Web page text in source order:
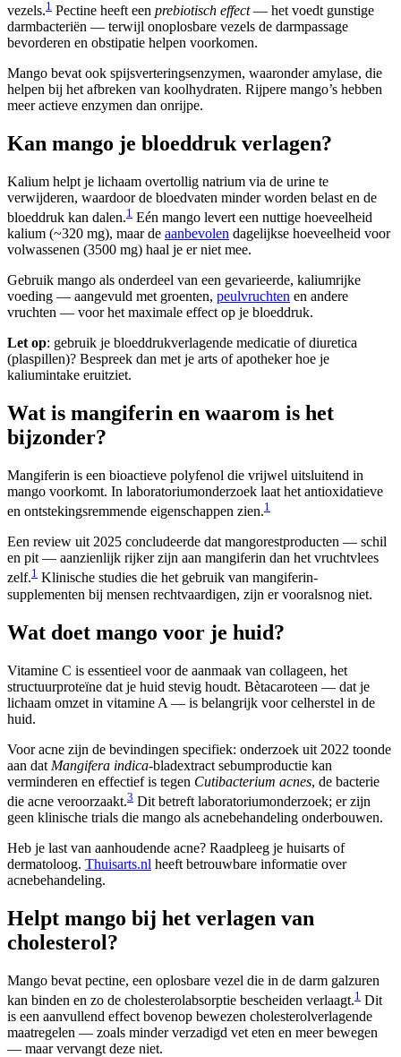
vezels.1 Pectine heeft een prebiotisch effect— het voedt gunstige
darmbacteriën — terwijl onoplosbare vezels de darmpassage
bevorderen en obstipatie helpen voorkomen.
Mango bevat ook spijsverteringsenzymen, waaronder amylase, die
helpen bij het afbreken van koolhydraten. Rijpere mango’s hebben
meer actieve enzymen dan onrijpe.
Kan mango je bloeddruk verlagen?
Kalium helpt je lichaam overtollig natrium via de urine te
verwijderen, waardoor de bloedvaten minder worden belast en de
bloeddruk kan dalen.1 Eén mango levert een nuttige hoeveelheid
kalium (~320 mg), maar de aanbevolen dagelijkse hoeveelheid voor
volwassenen (3500 mg) haal je er niet mee.
Gebruik mango als onderdeel van een gevarieerde, kaliumrijke
voeding — aangevuld met groenten, peulvruchten en andere
vruchten — voor het maximale effect op je bloeddruk.
Let op: gebruik je bloeddrukverlagende medicatie of diuretica
(plaspillen)? Bespreek dan met je arts of apotheker hoe je
kaliumintake eruitziet.
Wat is mangiferin en waarom is het
bijzonder?
Mangiferin is een bioactieve polyfenol die vrijwel uitsluitend in
mango voorkomt. In laboratoriumonderzoek laat het antioxidatieve
en ontstekingsremmende eigenschappen zien.1
Een review uit 2025 concludeerde dat mangorestproducten — schil
en pit — aanzienlijk rijker zijn aan mangiferin dan het vruchtvlees
zelf.1 Klinische studies die het gebruik van mangiferin-
supplementen bij mensen rechtvaardigen, zijn er vooralsnog niet.
Wat doet mango voor je huid?
Vitamine C is essentieel voor de aanmaak van collageen, het
structuurproteïne dat je huid stevig houdt. Bètacaroteen — dat je
lichaam omzet in vitamine A — is belangrijk voor celherstel in de
huid.
Voor acne zijn de bevindingen specifiek: onderzoek uit 2022 toonde
aan dat Mangifera indica-bladextract sebumproductie kan
verminderen en effectief is tegen Cutibacterium acnes, de bacterie
die acne veroorzaakt.3 Dit betreft laboratoriumonderzoek; er zijn
geen klinische trials die mango als acnebehandeling onderbouwen.
Heb je last van aanhoudende acne? Raadpleeg je huisarts of
dermatoloog. Thuisarts.nl heeft betrouwbare informatie over
acnebehandeling.
Helpt mango bij het verlagen van
cholesterol?
Mango bevat pectine, een oplosbare vezel die in de darm galzuren
kan binden en zo de cholesterolabsorptie bescheiden verlaagt.1 Dit
is een aanvullend effect bovenop bewezen cholesterolverlagende
maatregelen — zoals minder verzadigd vet eten en meer bewegen
— maar vervangt deze niet.